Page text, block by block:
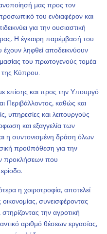
μας προς τον
του ενδιαφέρον και
για την ουσιαστική
Η έγκαιρη παρέμβασή του
έχουν ληφθεί αποδεικνύουν
του πρωτογενούς τομέα
της Κύπρου.
επίσης και προς την Υπουργό
Περιβάλλοντος, καθώς και
υπηρεσίες και λειτουργούς
και εξαγγελία των
η συντονισμένη δράση όλων
προϋπόθεση για την
προκλήσεων που
η χοιροτροφία, αποτελεί
συνεισφέροντας
την αγροτική
αριθμό θέσεων εργασίας,